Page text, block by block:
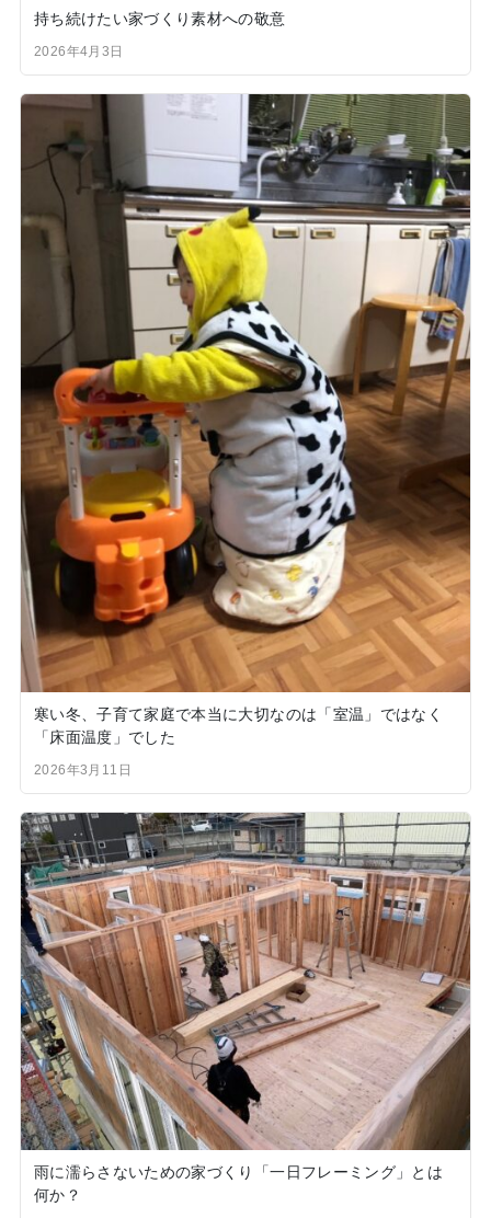
持ち続けたい家づくり素材への敬意
2026年4月3日
寒い冬、子育て家庭で本当に大切なのは「室温」ではなく
「床面温度」でした
2026年3月11日
雨に濡らさないための家づくり「一日フレーミング」とは
何か？